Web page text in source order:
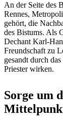
An der Seite des
Rennes,
gehört, die
des Bistums. Als
Dechant Karl-
Freundschaft zu
gesandt durch
Priester wirken.
Sorge um